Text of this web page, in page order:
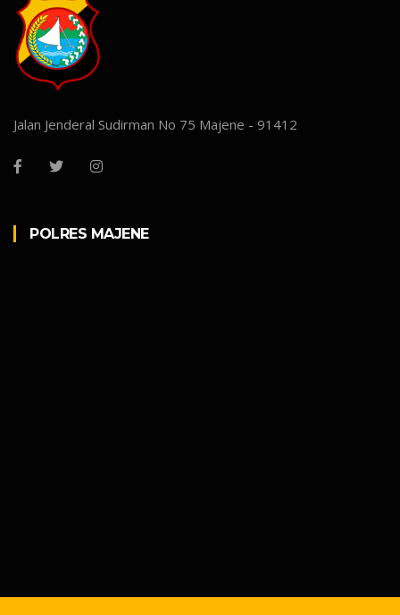
Jalan Jenderal Sudirman No 75 Majene - 91412
POLRES MAJENE